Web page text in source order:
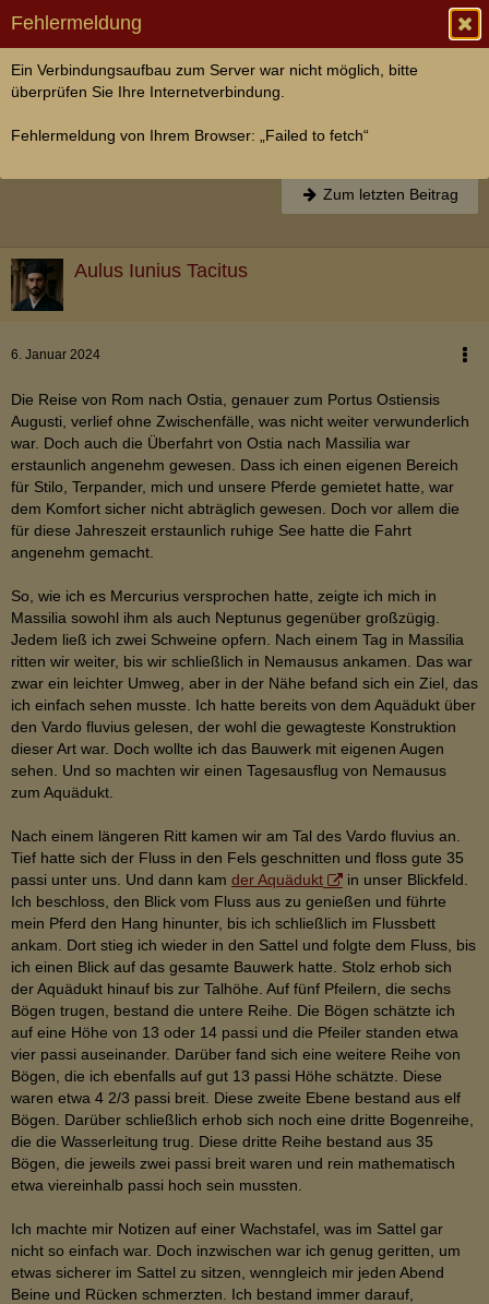
Restliche Provinzen des Imperiums
Zum letzten Beitrag
Aulus Iunius Tacitus
6. Januar 2024
Die Reise von Rom nach Ostia, genauer zum Portus Ostiensis
Augusti, verlief ohne Zwischenfälle, was nicht weiter verwunderlich
war. Doch auch die Überfahrt von Ostia nach Massilia war
erstaunlich angenehm gewesen. Dass ich einen eigenen Bereich
für Stilo, Terpander, mich und unsere Pferde gemietet hatte, war
dem Komfort sicher nicht abträglich gewesen. Doch vor allem die
für diese Jahreszeit erstaunlich ruhige See hatte die Fahrt
angenehm gemacht.
So, wie ich es Mercurius versprochen hatte, zeigte ich mich in
Massilia sowohl ihm als auch Neptunus gegenüber großzügig.
Jedem ließ ich zwei Schweine opfern. Nach einem Tag in Massilia
ritten wir weiter, bis wir schließlich in Nemausus ankamen. Das war
zwar ein leichter Umweg, aber in der Nähe befand sich ein Ziel, das
ich einfach sehen musste. Ich hatte bereits von dem Aquädukt über
den Vardo fluvius gelesen, der wohl die gewagteste Konstruktion
dieser Art war. Doch wollte ich das Bauwerk mit eigenen Augen
sehen. Und so machten wir einen Tagesausflug von Nemausus
zum Aquädukt.
Nach einem längeren Ritt kamen wir am Tal des Vardo fluvius an.
Tief hatte sich der Fluss in den Fels geschnitten und floss gute 35
passi unter uns. Und dann kam der Aquädukt
in unser Blickfeld.
Ich beschloss, den Blick vom Fluss aus zu genießen und führte
mein Pferd den Hang hinunter, bis ich schließlich im Flussbett
ankam. Dort stieg ich wieder in den Sattel und folgte dem Fluss, bis
ich einen Blick auf das gesamte Bauwerk hatte. Stolz erhob sich
der Aquädukt hinauf bis zur Talhöhe. Auf fünf Pfeilern, die sechs
Bögen trugen, bestand die untere Reihe. Die Bögen schätzte ich
auf eine Höhe von 13 oder 14 passi und die Pfeiler standen etwa
vier passi auseinander. Darüber fand sich eine weitere Reihe von
Bögen, die ich ebenfalls auf gut 13 passi Höhe schätzte. Diese
waren etwa 4 2/3 passi breit. Diese zweite Ebene bestand aus elf
Bögen. Darüber schließlich erhob sich noch eine dritte Bogenreihe,
die die Wasserleitung trug. Diese dritte Reihe bestand aus 35
Bögen, die jeweils zwei passi breit waren und rein mathematisch
etwa viereinhalb passi hoch sein mussten.
Ich machte mir Notizen auf einer Wachstafel, was im Sattel gar
nicht so einfach war. Doch inzwischen war ich genug geritten, um
etwas sicherer im Sattel zu sitzen, wenngleich mir jeden Abend
Beine und Rücken schmerzten. Ich bestand immer darauf,
Fehlermeldung
Ein Verbindungsaufbau zum Server war nicht möglich, bitte
überprüfen Sie Ihre Internetverbindung.
Fehlermeldung von Ihrem Browser: „Failed to fetch“